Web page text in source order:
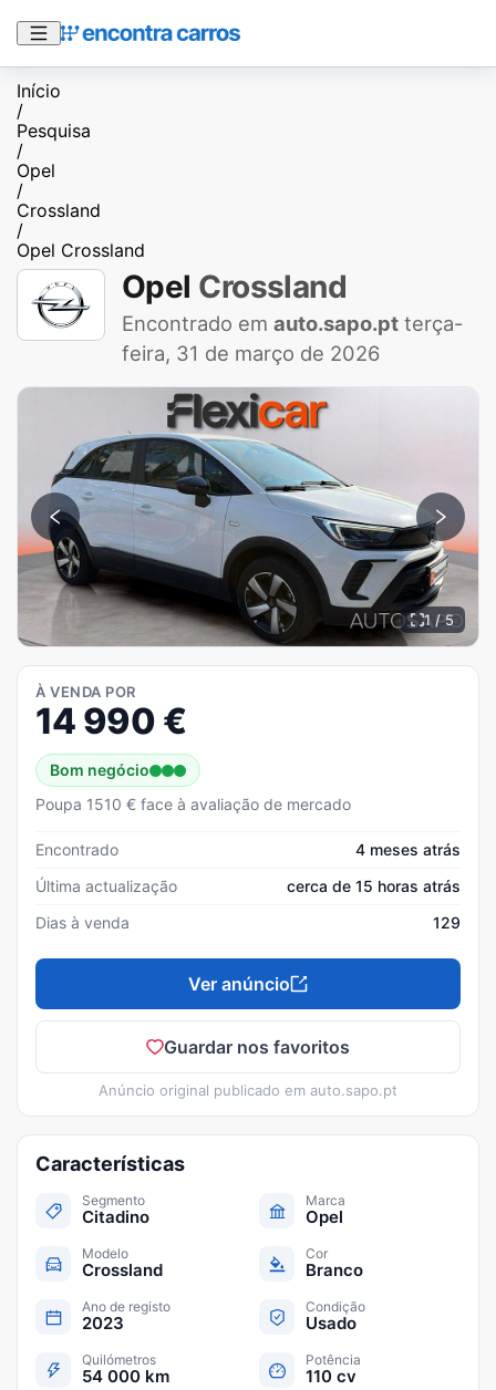
Início
/
Pesquisa
/
Opel
/
Crossland
/
Opel Crossland
Opel Crossland
Encontrado em auto.sapo.pt terça-
feira, 31 de março de 2026
1 / 5
À VENDA POR
14 990 €
Bom negócio
Poupa 1510 € face à avaliação de mercado
Encontrado
4 meses atrás
Última actualização
cerca de 15 horas atrás
Dias à venda
129
Ver anúncio
Guardar nos favoritos
Anúncio original publicado em auto.sapo.pt
Características
Segmento
Citadino
Marca
Opel
Modelo
Crossland
Cor
Branco
Ano de registo
2023
Condição
Usado
Quilómetros
54 000 km
Potência
110 cv